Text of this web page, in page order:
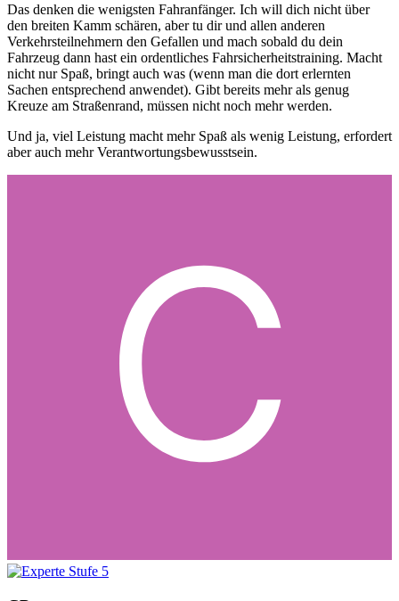
Das denken die wenigsten Fahranfänger. Ich will dich nicht über
den breiten Kamm schären, aber tu dir und allen anderen
Verkehrsteilnehmern den Gefallen und mach sobald du dein
Fahrzeug dann hast ein ordentliches Fahrsicherheitstraining. Macht
nicht nur Spaß, bringt auch was (wenn man die dort erlernten
Sachen entsprechend anwendet). Gibt bereits mehr als genug
Kreuze am Straßenrand, müssen nicht noch mehr werden.
Und ja, viel Leistung macht mehr Spaß als wenig Leistung, erfordert
aber auch mehr Verantwortungsbewusstsein.